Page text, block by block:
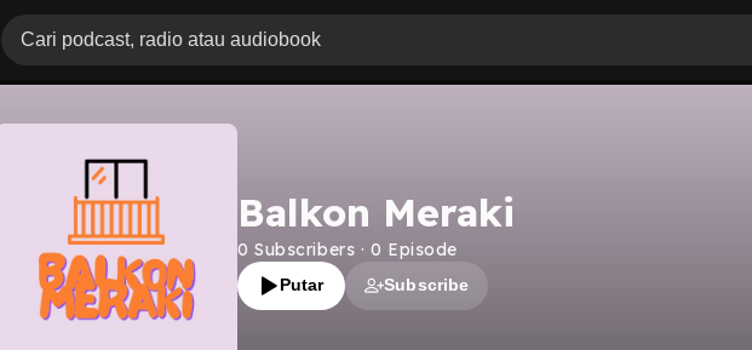
Balkon Meraki
0 Subscribers · 0 Episode
Putar Subscribe